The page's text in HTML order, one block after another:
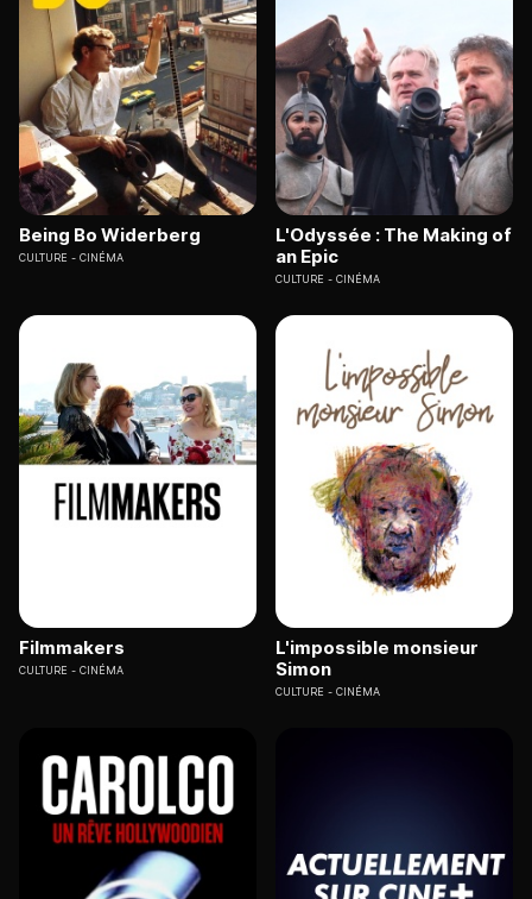
Being Bo Widerberg
CULTURE CINÉMA
L'Odyssée : The Making of
an Epic
CULTURE CINÉMA
Filmmakers
CULTURE CINÉMA
L'impossible monsieur
Simon
CULTURE CINÉMA